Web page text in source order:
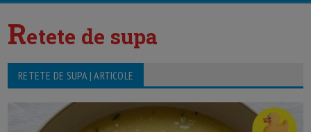
Retete de supa
RETETE DE SUPA | ARTICOLE